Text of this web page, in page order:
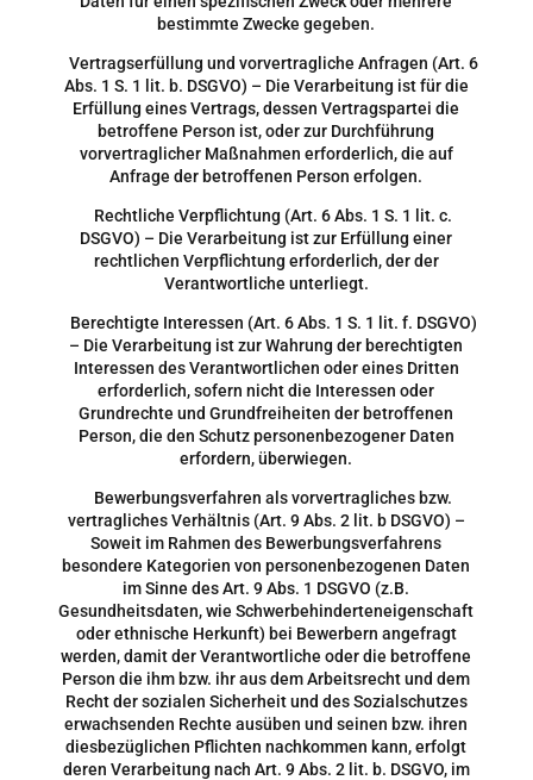
bestimmte Zwecke gegeben.
Vertragserfüllung und vorvertragliche Anfragen (Art. 6
Abs. 1 S. 1 lit. b. DSGVO) – Die Verarbeitung ist für die
Erfüllung eines Vertrags, dessen Vertragspartei die
betroffene Person ist, oder zur Durchführung
vorvertraglicher Maßnahmen erforderlich, die auf
Anfrage der betroffenen Person erfolgen.
Rechtliche Verpflichtung (Art. 6 Abs. 1 S. 1 lit. c.
DSGVO) – Die Verarbeitung ist zur Erfüllung einer
rechtlichen Verpflichtung erforderlich, der der
Verantwortliche unterliegt.
Berechtigte Interessen (Art. 6 Abs. 1 S. 1 lit. f. DSGVO)
– Die Verarbeitung ist zur Wahrung der berechtigten
Interessen des Verantwortlichen oder eines Dritten
erforderlich, sofern nicht die Interessen oder
Grundrechte und Grundfreiheiten der betroffenen
Person, die den Schutz personenbezogener Daten
erfordern, überwiegen.
Bewerbungsverfahren als vorvertragliches bzw.
vertragliches Verhältnis (Art. 9 Abs. 2 lit. b DSGVO) –
Soweit im Rahmen des Bewerbungsverfahrens
besondere Kategorien von personenbezogenen Daten
im Sinne des Art. 9 Abs. 1 DSGVO (z.B.
Gesundheitsdaten, wie Schwerbehinderteneigenschaft
oder ethnische Herkunft) bei Bewerbern angefragt
werden, damit der Verantwortliche oder die betroffene
Person die ihm bzw. ihr aus dem Arbeitsrecht und dem
Recht der sozialen Sicherheit und des Sozialschutzes
erwachsenden Rechte ausüben und seinen bzw. ihren
diesbezüglichen Pflichten nachkommen kann, erfolgt
deren Verarbeitung nach Art. 9 Abs. 2 lit. b. DSGVO, im